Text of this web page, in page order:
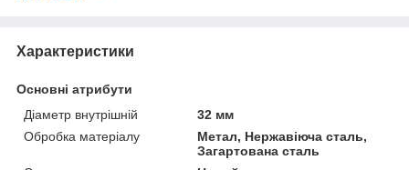
Характеристики
Основні атрибути
Діаметр внутрішній
32 мм
Обробка матеріалу
Метал, Нержавіюча сталь,
Загартована сталь